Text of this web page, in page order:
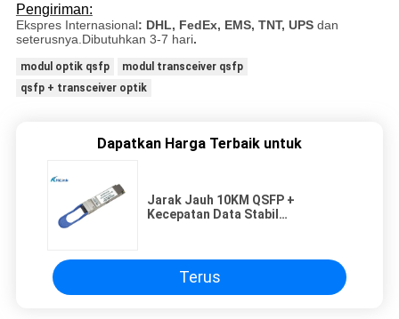
Pengiriman:
Ekspres Internasional: DHL, FedEx, EMS, TNT, UPS dan
seterusnya.Dibutuhkan 3-7 hari.
modul optik qsfp
modul transceiver qsfp
qsfp + transceiver optik
Dapatkan Harga Terbaik untuk
Jarak Jauh 10KM QSFP +
Kecepatan Data Stabil
Terus